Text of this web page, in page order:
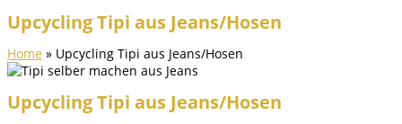
Upcycling Tipi aus Jeans/Hosen
Home » Upcycling Tipi aus Jeans/Hosen
Upcycling Tipi aus Jeans/Hosen